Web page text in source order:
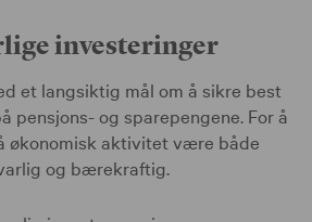
investeringer
et langsiktig mål om å sikre best
pensjons- og sparepengene. For å
økonomisk aktivitet være både
og bærekraftig.